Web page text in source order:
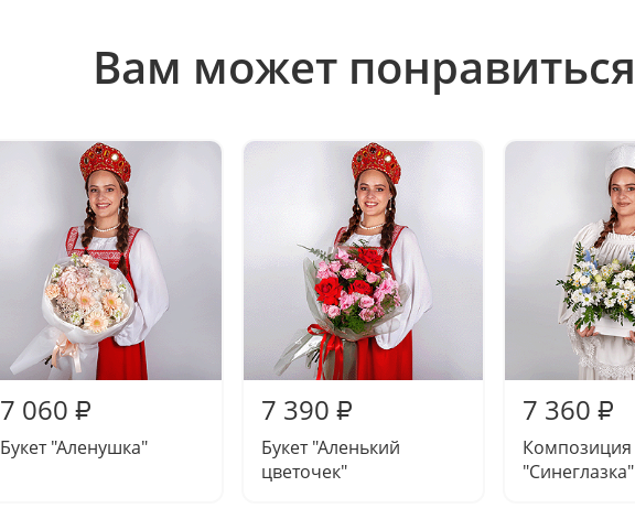
Вам может понравиться
7 060 ₽
Букет "Аленушка"
7 390 ₽
Букет "Аленький
цветочек"
7 360 ₽
Композиция
"Синеглазка"